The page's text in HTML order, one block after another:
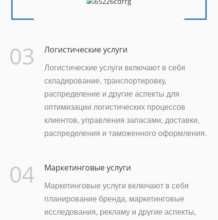
03 Логистические услуги
Логистические услуги включают в себя
складирование, транспортировку,
распределение и другие аспекты для
оптимизации логистических процессов
клиентов, управления запасами, доставки,
распределения и таможенного оформления.
04 Маркетинговые услуги
Маркетинговые услуги включают в себя
планирование бренда, маркетинговые
исследования, рекламу и другие аспекты,